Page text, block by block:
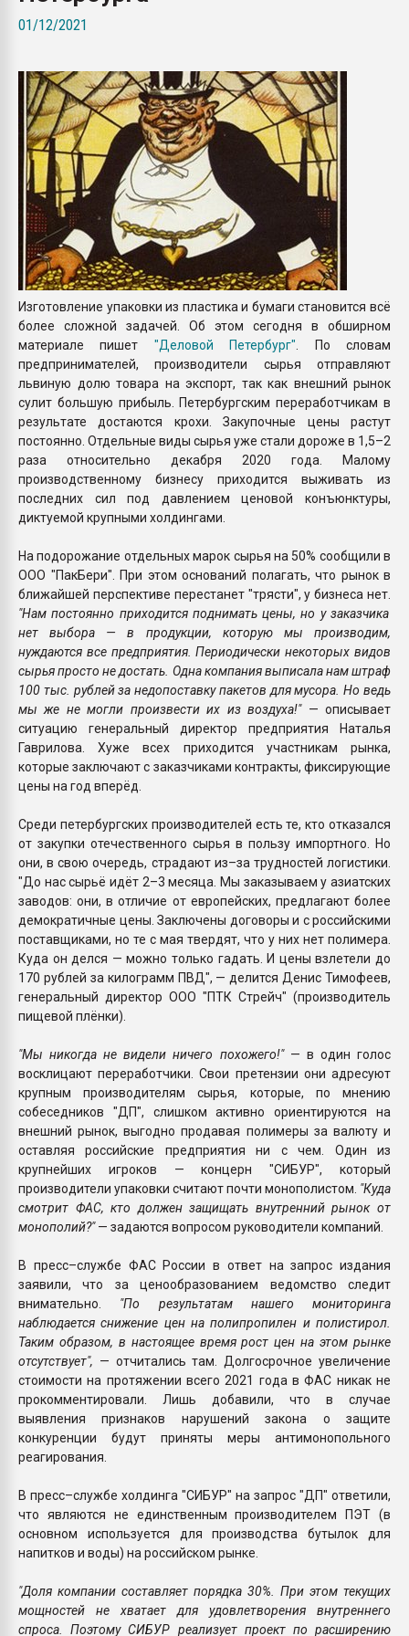
ПЕРЕЙТИ НА
01/12/2021
Изготовление упаковки из пластика и бумаги становится всё
более сложной задачей. Об этом сегодня в обширном
материале пишет "Деловой Петербург" . По словам
предпринимателей, производители сырья отправляют
львиную долю товара на экспорт, так как внешний рынок
сулит большую прибыль. Петербургским переработчикам в
результате достаются крохи. Закупочные цены растут
постоянно. Отдельные виды сырья уже стали дороже в 1,5–2
раза относительно декабря 2020 года. Малому
производственному бизнесу приходится выживать из
последних сил под давлением ценовой конъюнктуры,
диктуемой крупными холдингами.
На подорожание отдельных марок сырья на 50% сообщили в
ООО "ПакБери". При этом оснований полагать, что рынок в
ближайшей перспективе перестанет "трясти", у бизнеса нет.
"Нам постоянно приходится поднимать цены, но у заказчика
нет выбора — в продукции, которую мы производим,
нуждаются все предприятия. Периодически некоторых видов
сырья просто не достать. Одна компания выписала нам штраф
100 тыс. рублей за недопоставку пакетов для мусора. Но ведь
мы же не могли произвести их из воздуха!" — описывает
ситуацию генеральный директор предприятия Наталья
Гаврилова. Хуже всех приходится участникам рынка,
которые заключают с заказчиками контракты, фиксирующие
цены на год вперёд.
Среди петербургских производителей есть те, кто отказался
от закупки отечественного сырья в пользу импортного. Но
они, в свою очередь, страдают из–за трудностей логистики.
"До нас сырьё идёт 2–3 месяца. Мы заказываем у азиатских
заводов: они, в отличие от европейских, предлагают более
демократичные цены. Заключены договоры и с российскими
поставщиками, но те с мая твердят, что у них нет полимера.
Куда он делся — можно только гадать. И цены взлетели до
170 рублей за килограмм ПВД", — делится Денис Тимофеев,
генеральный директор ООО "ПТК Стрейч" (производитель
пищевой плёнки).
"Мы никогда не видели ничего похожего!" — в один голос
восклицают переработчики. Свои претензии они адресуют
крупным производителям сырья, которые, по мнению
собеседников "ДП", слишком активно ориентируются на
внешний рынок, выгодно продавая полимеры за валюту и
оставляя российские предприятия ни с чем. Один из
крупнейших игроков — концерн "СИБУР", который
производители упаковки считают почти монополистом. "Куда
смотрит ФАС, кто должен защищать внутренний рынок от
монополий?"— задаются вопросом руководители компаний.
В пресс–службе ФАС России в ответ на запрос издания
заявили, что за ценообразованием ведомство следит
внимательно. "По результатам нашего мониторинга
наблюдается снижение цен на полипропилен и полистирол.
Таким образом, в настоящее время рост цен на этом рынке
отсутствует", — отчитались там. Долгосрочное увеличение
стоимости на протяжении всего 2021 года в ФАС никак не
прокомментировали. Лишь добавили, что в случае
выявления признаков нарушений закона о защите
конкуренции будут приняты меры антимонопольного
реагирования.
В пресс–службе холдинга "СИБУР" на запрос "ДП" ответили,
что являются не единственным производителем ПЭТ (в
основном используется для производства бутылок для
напитков и воды) на российском рынке.
"Доля компании составляет порядка 30%. При этом текущих
мощностей не хватает для удовлетворения внутреннего
спроса. Поэтому СИБУР реализует проект по расширению